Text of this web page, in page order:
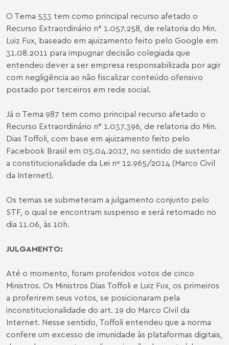
O Tema 533 tem como principal recurso afetado o
Recurso Extraordinário n° 1.057.258, de relatoria do Min.
Luiz Fux, baseado em ajuizamento feito pelo Google em
31.08.2011 para impugnar decisão colegiada que
entendeu dever a ser empresa responsabilizada por agir
com negligência ao não fiscalizar conteúdo ofensivo
postado por terceiros em rede social.
Já o Tema 987 tem como principal recurso afetado o
Recurso Extraordinário n° 1.037.396, de relatoria do Min.
Dias Toffoli, com base em ajuizamento feito pelo
Facebook Brasil em 05.04.2017, no sentido de sustentar
a constitucionalidade da Lei nº 12.965/2014 (Marco Civil
da Internet).
Os temas se submeteram a julgamento conjunto pelo
STF, o qual se encontram suspenso e será retomado no
dia 11.06, às 10h.
JULGAMENTO:
Até o momento, foram proferidos votos de cinco
Ministros. Os Ministros Dias Toffoli e Luiz Fux, os primeiros
a proferirem seus votos, se posicionaram pela
inconstitucionalidade do art. 19 do Marco Civil da
Internet. Nesse sentido, Toffoli entendeu que a norma
confere um excesso de imunidade às plataformas digitais,